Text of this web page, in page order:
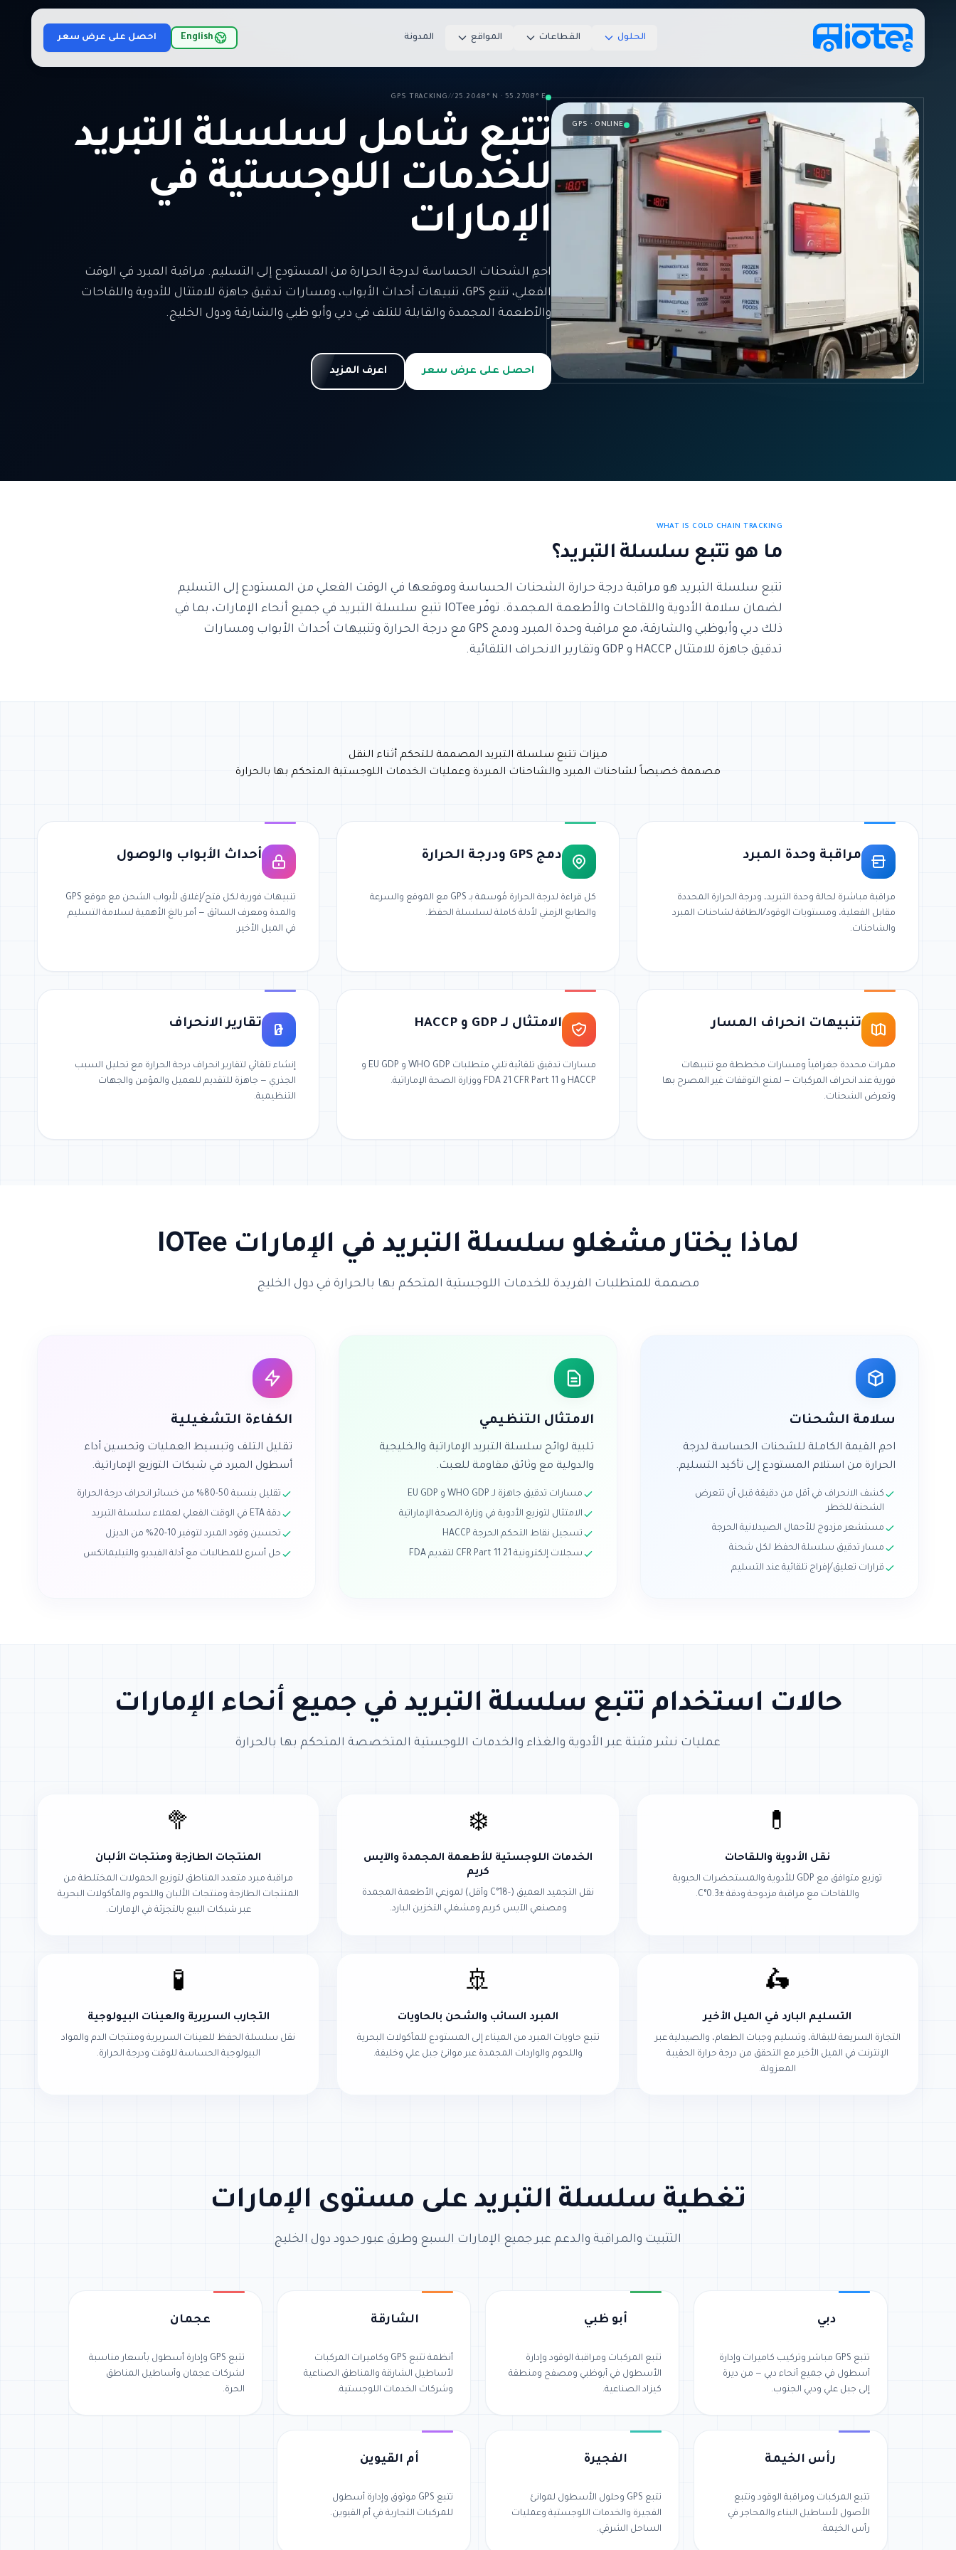
الانتقال إلى المحتوى الرئيسي
الحلول القطاعات المواقع المدونة English احصل على عرض سعر
25.2048° N · 55.2708° E
//
GPS TRACKING
تتبع شامل لسلسلة التبريد
للخدمات اللوجستية في
الإمارات
احمِ الشحنات الحساسة لدرجة الحرارة من المستودع إلى التسليم. مراقبة المبرد في الوقت
الفعلي، تتبع GPS، تنبيهات أحداث الأبواب، ومسارات تدقيق جاهزة للامتثال للأدوية واللقاحات
والأطعمة المجمدة والقابلة للتلف في دبي وأبو ظبي والشارقة ودول الخليج.
احصل على عرض سعر اعرف المزيد
GPS · ONLINE
WHAT IS COLD CHAIN TRACKING
ما هو تتبع سلسلة التبريد؟
تتبع سلسلة التبريد هو مراقبة درجة حرارة الشحنات الحساسة وموقعها في الوقت الفعلي من المستودع إلى التسليم
لضمان سلامة الأدوية واللقاحات والأطعمة المجمدة. توفّر IOTee تتبع سلسلة التبريد في جميع أنحاء الإمارات، بما في
ذلك دبي وأبوظبي والشارقة، مع مراقبة وحدة المبرد ودمج GPS مع درجة الحرارة وتنبيهات أحداث الأبواب ومسارات
تدقيق جاهزة للامتثال HACCP و GDP وتقارير الانحراف التلقائية.
ميزات تتبع سلسلة التبريد المصممة للتحكم أثناء النقل
مصممة خصيصاً لشاحنات المبرد والشاحنات المبردة وعمليات الخدمات اللوجستية المتحكم بها بالحرارة
مراقبة وحدة المبرد
مراقبة مباشرة لحالة وحدة التبريد، ودرجة الحرارة المحددة
مقابل الفعلية، ومستويات الوقود/الطاقة لشاحنات المبرد
والشاحنات.
دمج GPS ودرجة الحرارة
كل قراءة لدرجة الحرارة مُوسمة بـ GPS مع الموقع والسرعة
والطابع الزمني لأدلة كاملة لسلسلة الحفظ.
أحداث الأبواب والوصول
تنبيهات فورية لكل فتح/إغلاق لأبواب الشحن مع موقع GPS
والمدة ومعرف السائق — أمر بالغ الأهمية لسلامة التسليم
في الميل الأخير.
تنبيهات انحراف المسار
ممرات محددة جغرافياً ومسارات مخططة مع تنبيهات
فورية عند انحراف المركبات — لمنع التوقفات غير المصرح بها
وتعرض الشحنات.
الامتثال لـ GDP و HACCP
مسارات تدقيق تلقائية تلبي متطلبات WHO GDP و EU GDP و
HACCP و FDA 21 CFR Part 11 ووزارة الصحة الإماراتية.
تقارير الانحراف
إنشاء تلقائي لتقارير انحراف درجة الحرارة مع تحليل السبب
الجذري — جاهزة للتقديم للعميل والمؤمن والجهات
التنظيمية.
لماذا يختار مشغلو سلسلة التبريد في الإمارات IOTee
مصممة للمتطلبات الفريدة للخدمات اللوجستية المتحكم بها بالحرارة في دول الخليج
سلامة الشحنات
احمِ القيمة الكاملة للشحنات الحساسة لدرجة
الحرارة من استلام المستودع إلى تأكيد التسليم.
كشف الانحراف في أقل من دقيقة قبل أن تتعرض
الشحنة للخطر
مستشعر مزدوج للأحمال الصيدلانية الحرجة
مسار تدقيق سلسلة الحفظ لكل شحنة
قرارات تعليق/إفراج تلقائية عند التسليم
الامتثال التنظيمي
تلبية لوائح سلسلة التبريد الإماراتية والخليجية
والدولية مع وثائق مقاومة للعبث.
مسارات تدقيق جاهزة لـ WHO GDP و EU GDP
الامتثال لتوزيع الأدوية في وزارة الصحة الإماراتية
تسجيل نقاط التحكم الحرجة HACCP
سجلات إلكترونية 21 CFR Part 11 لتقديم FDA
الكفاءة التشغيلية
تقليل التلف وتبسيط العمليات وتحسين أداء
أسطول المبرد في شبكات التوزيع الإماراتية.
تقليل بنسبة 50-80% من خسائر انحراف درجة الحرارة
دقة ETA في الوقت الفعلي لعملاء سلسلة التبريد
تحسين وقود المبرد لتوفير 10-20% من الديزل
حل أسرع للمطالبات مع أدلة الفيديو والتيليماتكس
حالات استخدام تتبع سلسلة التبريد في جميع أنحاء الإمارات
عمليات نشر مثبتة عبر الأدوية والغذاء والخدمات اللوجستية المتخصصة المتحكم بها بالحرارة
💊
نقل الأدوية واللقاحات
توزيع متوافق مع GDP للأدوية والمستحضرات الحيوية
واللقاحات مع مراقبة مزدوجة ودقة ±0.3°C.
❄️
الخدمات اللوجستية للأطعمة المجمدة والآيس
كريم
نقل التجميد العميق (-18°C وأقل) لموزعي الأطعمة المجمدة
ومصنعي الآيس كريم ومشغلي التخزين البارد.
🥦
المنتجات الطازجة ومنتجات الألبان
مراقبة مبرد متعدد المناطق لتوزيع الحمولات المختلطة من
المنتجات الطازجة ومنتجات الألبان واللحوم والمأكولات البحرية
عبر شبكات البيع بالتجزئة في الإمارات.
🛵
التسليم البارد في الميل الأخير
التجارة السريعة للبقالة، وتسليم وجبات الطعام، والصيدلية عبر
الإنترنت في الميل الأخير مع التحقق من درجة حرارة الحقيبة
المعزولة.
🚢
المبرد السائب والشحن بالحاويات
تتبع حاويات المبرد من الميناء إلى المستودع للمأكولات البحرية
واللحوم والواردات المجمدة عبر موانئ جبل علي وخليفة.
🧪
التجارب السريرية والعينات البيولوجية
نقل سلسلة الحفظ للعينات السريرية ومنتجات الدم والمواد
البيولوجية الحساسة للوقت ودرجة الحرارة.
تغطية سلسلة التبريد على مستوى الإمارات
التثبيت والمراقبة والدعم عبر جميع الإمارات السبع وطرق عبور حدود دول الخليج
دبي
تتبع GPS مباشر وتركيب كاميرات وإدارة
أسطول في جميع أنحاء دبي — من ديرة
إلى جبل علي ودبي الجنوب.
أبو ظبي
تتبع المركبات ومراقبة الوقود وإدارة
الأسطول في أبوظبي ومصفح ومنطقة
كيزاد الصناعية.
الشارقة
أنظمة تتبع GPS وكاميرات المركبات
لأساطيل الشارقة والمناطق الصناعية
وشركات الخدمات اللوجستية.
عجمان
تتبع GPS وإدارة أسطول بأسعار مناسبة
لشركات عجمان وأساطيل المناطق
الحرة.
رأس الخيمة
تتبع المركبات ومراقبة الوقود وتتبع
الأصول لأساطيل البناء والمحاجر في
رأس الخيمة.
الفجيرة
تتبع GPS وحلول الأسطول لموانئ
الفجيرة والخدمات اللوجستية وعمليات
الساحل الشرقي.
أم القيوين
تتبع GPS موثوق وإدارة أسطول
للمركبات التجارية في أم القيوين.